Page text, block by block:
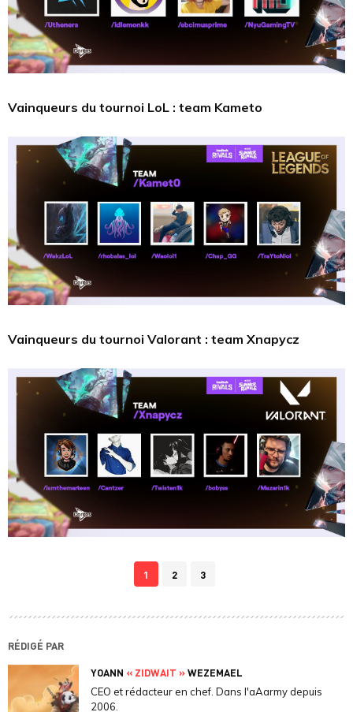
Vainqueurs du tournoi LoL : team Kameto
Vainqueurs du tournoi Valorant : team Xnapycz
1 2 3
RÉDIGÉ PAR
YOANN « ZIDWAIT »WEZEMAEL
CEO et rédacteur en chef. Dans l'aAarmy depuis
2006.